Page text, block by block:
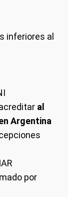
inferiores al
al
Argentina
por